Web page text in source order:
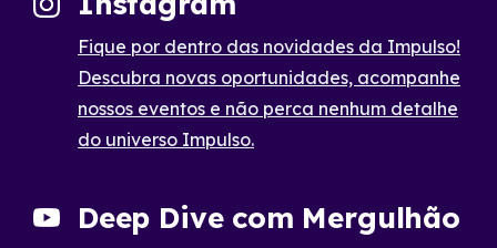
Fique por dentro das novidades da Impulso!
Descubra novas oportunidades, acompanhe
nossos eventos e não perca nenhum detalhe
do universo Impulso.
Deep Dive com Mergulhão